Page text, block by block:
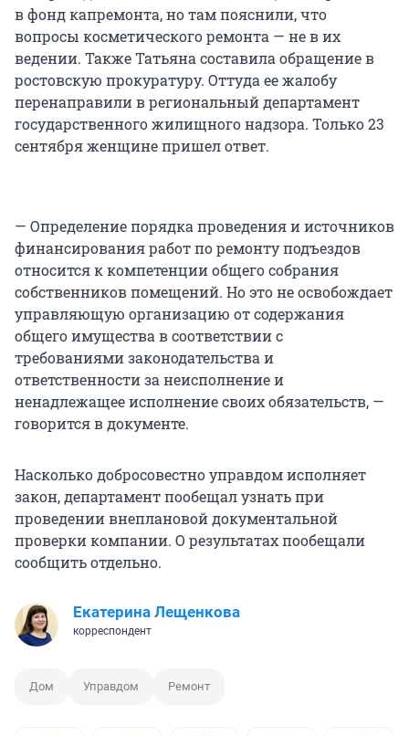
в фонд капремонта, но там пояснили, что
вопросы косметического ремонта — не в их
ведении. Также Татьяна составила обращение в
ростовскую прокуратуру. Оттуда ее жалобу
перенаправили в региональный департамент
государственного жилищного надзора. Только 23
сентября женщине пришел ответ.
— Определение порядка проведения и источников
финансирования работ по ремонту подъездов
относится к компетенции общего собрания
собственников помещений. Но это не освобождает
управляющую организацию от содержания
общего имущества в соответствии с
требованиями законодательства и
ответственности за неисполнение и
ненадлежащее исполнение своих обязательств, —
говорится в документе.
Насколько добросовестно управдом исполняет
закон, департамент пообещал узнать при
проведении внеплановой документальной
проверки компании. О результатах пообещали
сообщить отдельно.
Екатерина Лещенкова
корреспондент
Дом Управдом Ремонт